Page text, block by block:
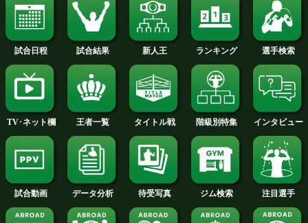
特集:ロペスv阿部麗也
フェザー級+PLUS
IBFフェザー級王者の勝ちコメ動画